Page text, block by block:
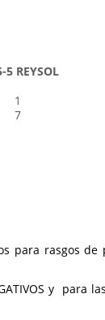
5 REYSOL
1
7
para rasgos
y para